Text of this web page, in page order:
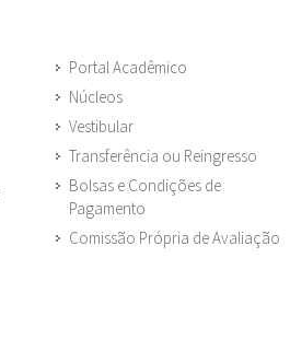
Portal Acadêmico
Núcleos
Vestibular
Transferência ou Reingresso
Bolsas e Condições de
Pagamento
Comissão Própria de Avaliação